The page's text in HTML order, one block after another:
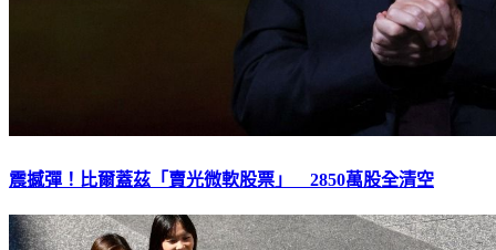
震撼彈！比爾蓋茲「賣光微軟股票」 2850萬股全清空